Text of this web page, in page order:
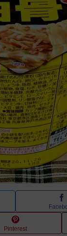
Pinterest